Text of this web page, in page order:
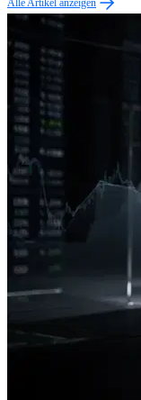
Alle Artikel anzeigen